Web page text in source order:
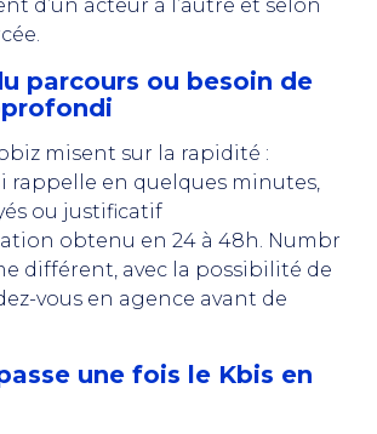
d’un acteur à l’autre et selon
parcours ou besoin de
misent sur la rapidité :
rappelle en quelques minutes,
ou justificatif
obtenu en 24 à 48h. Numbr
différent, avec la possibilité de
vous en agence avant de
une fois le Kbis en